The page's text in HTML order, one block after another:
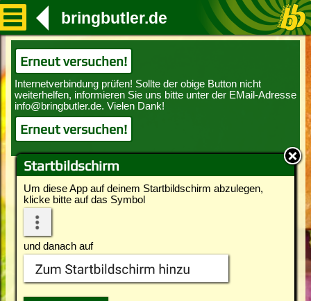
Startbildschirm
Um diese App auf deinem Startbildschirm abzulegen,
klicke bitte auf das Symbol
und danach auf
bringbutler.de
Erneut versuchen!
Erneut versuchen!